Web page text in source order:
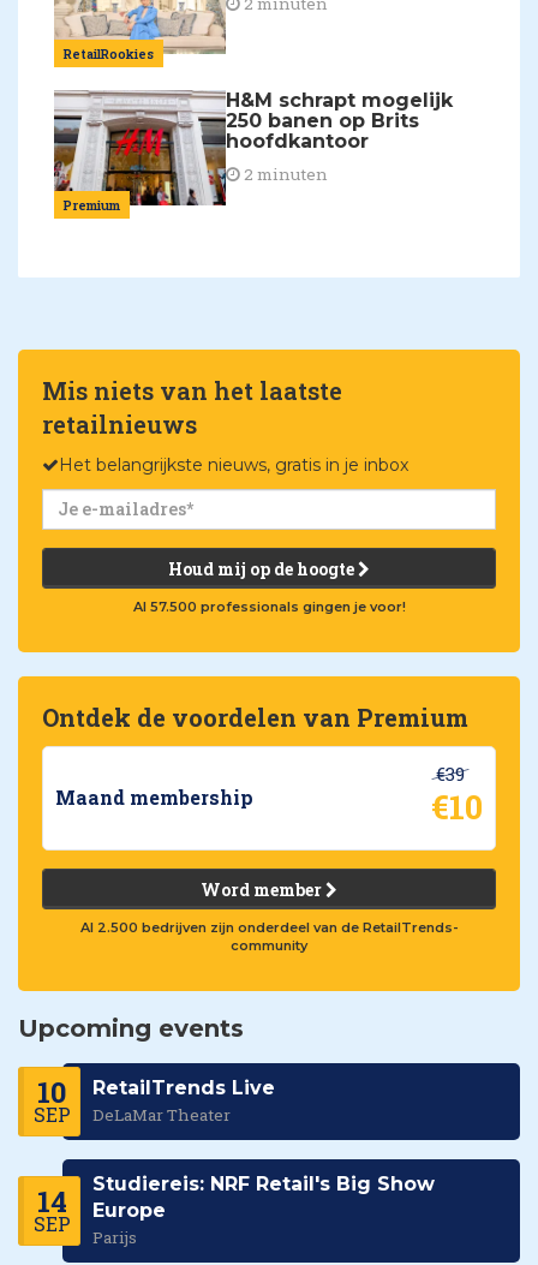
RetailRookies
Premium
H&M schrapt mogelijk
250 banen op Brits
hoofdkantoor
2 minuten
Mis niets van het laatste
retailnieuws
Het belangrijkste nieuws, gratis in je inbox
Houd mij op de hoogte
Al 57.500 professionals gingen je voor!
Ontdek de voordelen van Premium
Maand membership
€39
€10
Word member
Al 2.500 bedrijven zijn onderdeel van de RetailTrends-
community
Upcoming events
10
SEP
RetailTrends Live
DeLaMar Theater
14
SEP
Studiereis: NRF Retail's Big Show
Europe
Parijs